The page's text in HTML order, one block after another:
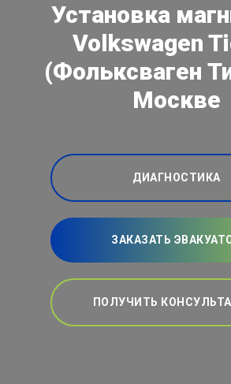
Установка
Volkswagen
(Фольксваген
Москве
ДИАГНОСТИКА
ЗАКАЗАТЬ
ПОЛУЧИТЬ